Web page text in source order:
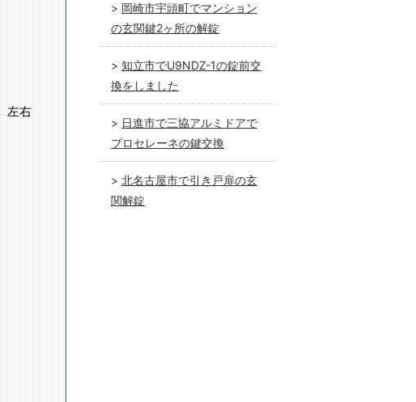
左右
岡崎市宇頭町でマンション
の玄関鍵2ヶ所の解錠
知立市でU9NDZ-1の錠前交
換をしました
日進市で三協アルミドアで
プロセレーネの鍵交換
北名古屋市で引き戸扉の玄
関解錠